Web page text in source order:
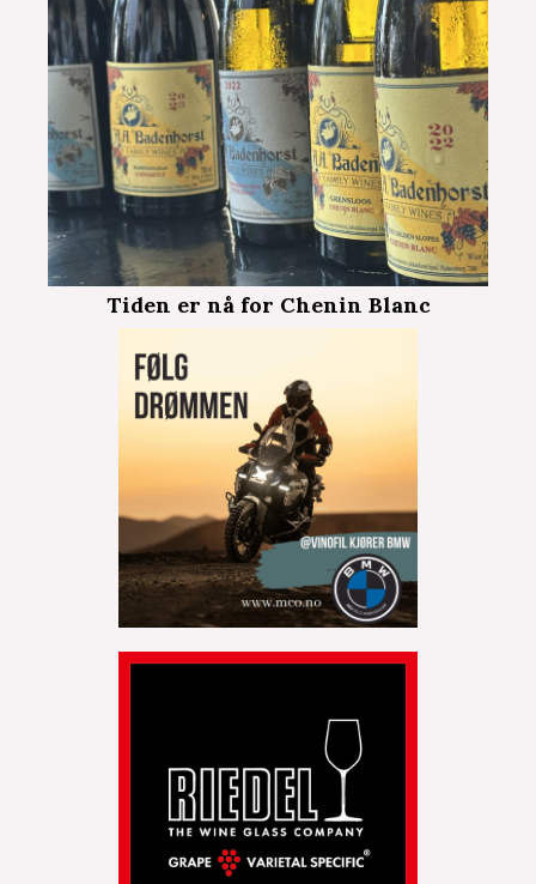
Tiden er nå for Chenin Blanc